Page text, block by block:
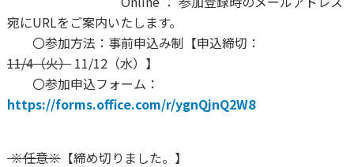
宛にURLをご案内いたします。
〇参加方法：事前申込み制【申込締切：
11/4（火）11/12（水）】
〇参加申込フォーム：
https://forms.office.com/r/ygnQjnQ2W8
※任意※【締め切りました。】